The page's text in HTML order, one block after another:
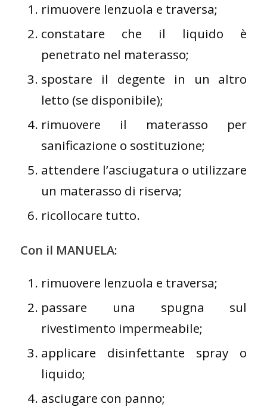
rimuovere lenzuola e traversa;
constatare che il liquido è
penetrato nel materasso;
spostare il degente in un altro
letto (se disponibile);
rimuovere il materasso per
sanificazione o sostituzione;
attendere l’asciugatura o utilizzare
un materasso di riserva;
ricollocare tutto.
Con il MANUELA:
rimuovere lenzuola e traversa;
passare una spugna sul
rivestimento impermeabile;
applicare disinfettante spray o
liquido;
asciugare con panno;